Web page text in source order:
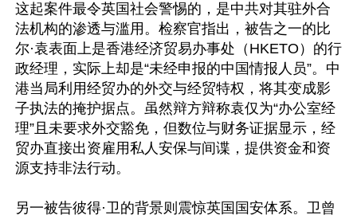
这起案件最令英国社会警惕的，是中共对其驻外合
法机构的渗透与滥用。检察官指出，被告之一的比
尔·袁表面上是香港经济贸易办事处（HKETO）的行
政经理，实际上却是“未经申报的中国情报人员”。中
港当局利用经贸办的外交与经贸特权，将其变成影
子执法的掩护据点。虽然辩方辩称袁仅为“办公室经
理”且未要求外交豁免，但数位与财务证据显示，经
贸办直接出资雇用私人安保与间谍，提供资金和资
源支持非法行动。
另一被告彼得·卫的背景则震惊英国国安体系。卫曾